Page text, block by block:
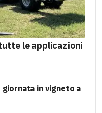
le applicazioni
in vigneto a